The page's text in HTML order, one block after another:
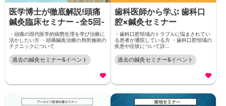
医学博士が徹底解説!頭痛
鍼灸臨床セミナー -全5回-
・頭痛の現代医学的病態生理を学び治療に
活かしたい方 ・頭痛鍼灸治療の局所施術の
テクニックについて
過去の鍼灸セミナー&イベント
歯科医師から学ぶ 歯科口
腔×鍼灸セミナー
・歯科口腔領域のトラブルに悩まされてい
る患者が通院している方 ・歯科口腔領域の
疾患や症状について詳…
過去の鍼灸セミナー&イベント